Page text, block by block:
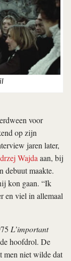
voor
op zijn
jaren later,
Wajdaaan, bij
debuut maakte.
kon gaan. “Ik
en viel in allemaal
L’important
hoofdrol. De
men niet wilde dat